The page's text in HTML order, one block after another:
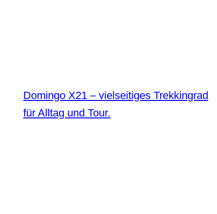
Domingo X21 – vielseitiges Trekkingrad
für Alltag und Tour.